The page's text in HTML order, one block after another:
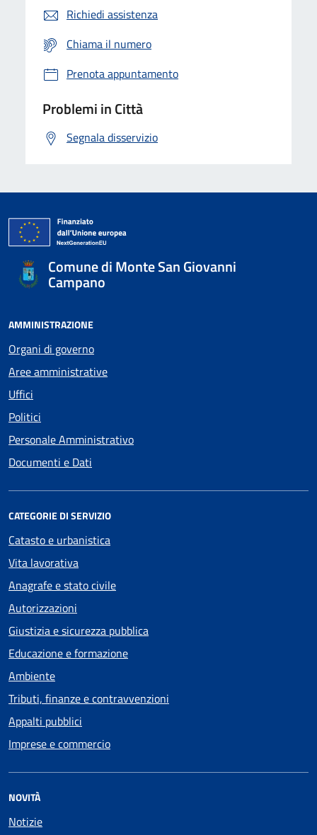
Richiedi assistenza
Chiama il numero
Prenota appuntamento
Problemi in Città
Segnala disservizio
Comune di Monte San Giovanni
Campano
AMMINISTRAZIONE
Organi di governo
Aree amministrative
Uffici
Politici
Personale Amministrativo
Documenti e Dati
CATEGORIE DI SERVIZIO
Catasto e urbanistica
Vita lavorativa
Anagrafe e stato civile
Autorizzazioni
Giustizia e sicurezza pubblica
Educazione e formazione
Ambiente
Tributi, finanze e contravvenzioni
Appalti pubblici
Imprese e commercio
NOVITÀ
Notizie